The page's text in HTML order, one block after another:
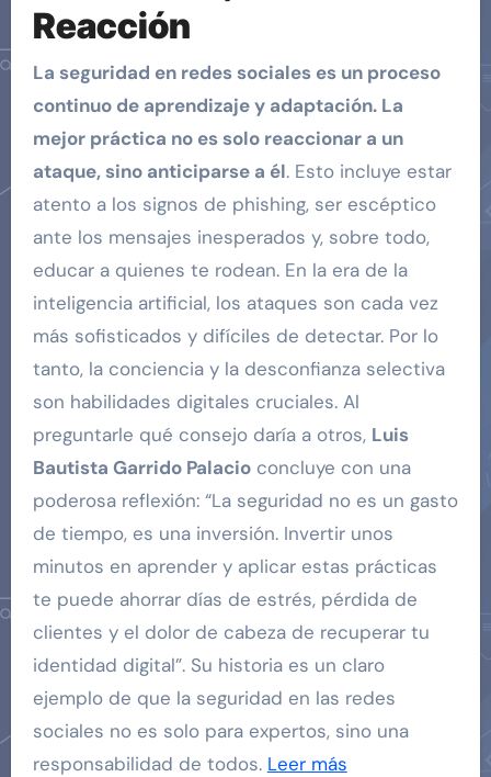
Reacción
La seguridad en redes sociales es un proceso
continuo de aprendizaje y adaptación. La
mejor práctica no es solo reaccionar a un
ataque, sino anticiparse a él. Esto incluye estar
atento a los signos de phishing, ser escéptico
ante los mensajes inesperados y, sobre todo,
educar a quienes te rodean. En la era de la
inteligencia artificial, los ataques son cada vez
más sofisticados y difíciles de detectar. Por lo
tanto, la conciencia y la desconfianza selectiva
son habilidades digitales cruciales. Al
preguntarle qué consejo daría a otros, Luis
Bautista Garrido Palacioconcluye con una
poderosa reflexión: “La seguridad no es un gasto
de tiempo, es una inversión. Invertir unos
minutos en aprender y aplicar estas prácticas
te puede ahorrar días de estrés, pérdida de
clientes y el dolor de cabeza de recuperar tu
identidad digital”. Su historia es un claro
ejemplo de que la seguridad en las redes
sociales no es solo para expertos, sino una
responsabilidad de todos. Leer más